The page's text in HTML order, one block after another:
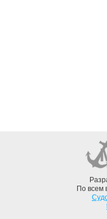
По всем